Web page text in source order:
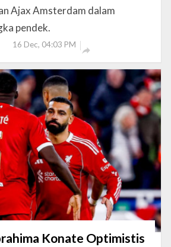
Ajax Amsterdam dalam
pendek.
16 Dec, 04:03 PM

Konate Optimistis